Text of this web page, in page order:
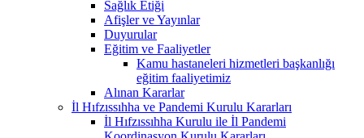
Sağlık Etiği
Afişler ve Yayınlar
Duyurular
Eğitim ve Faaliyetler
Kamu hastaneleri hizmetleri başkanlığı
eğitim faaliyetimiz
Alınan Kararlar
İl Hıfzıssıhha ve Pandemi Kurulu Kararları
İl Hıfzıssıhha Kurulu ile İl Pandemi